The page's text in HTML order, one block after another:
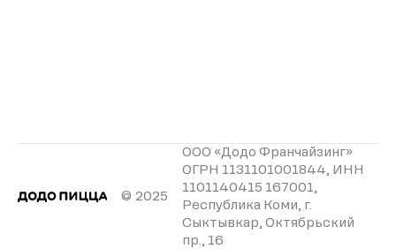
© 2025
ООО «Додо Франчайзинг»
ОГРН 1131101001844, ИНН
1101140415 167001,
Республика Коми, г.
Сыктывкар, Октябрьский
пр., 16